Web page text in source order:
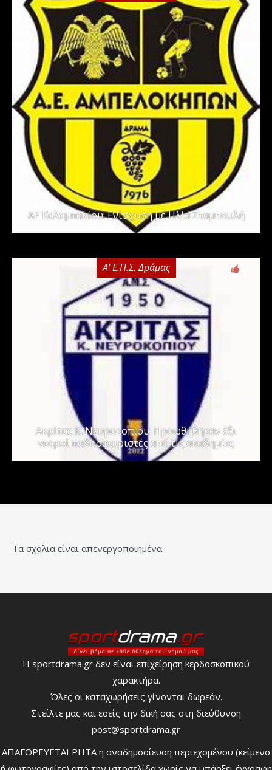
ΑΕ Καλαμπακίου: Ενίσχυση με Ηλία Σταμπουλή
Α' Ε.Π.Σ. Δράμας
Ακρίτας Κ. Νευροκοπίου: Προωθήθηκαν έξι
νεαροί ποδοσφαιριστές από τις ακαδημίες
Τα σχόλια είναι απενεργοποιημένα.
Η sportdrama.gr δεν είναι επιχείρηση κερδοσκοπικού
χαρακτήρα.
Όλες οι καταχωρήσεις γίνονται δωρεάν.
Στείλτε μας και εσείς την δική σας στη διεύθυνση
post@sportdrama.gr
ΑΠΑΓΟΡΕΥΕΤΑΙ ΡΗΤΑ η αναδημοσίευση περιεχομένου (κείμενο